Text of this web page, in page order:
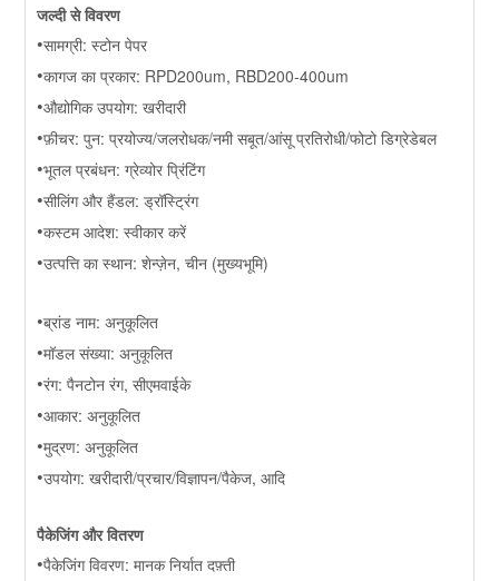
जल्दी से विवरण
•सामग्री: स्टोन पेपर
•कागज का प्रकार: RPD200um, RBD200-400um
•औद्योगिक उपयोग: खरीदारी
•फ़ीचर: पुन: प्रयोज्य/जलरोधक/नमी सबूत/आंसू प्रतिरोधी/फोटो डिग्रेडेबल
•भूतल प्रबंधन: ग्रेव्योर प्रिंटिंग
•सीलिंग और हैंडल: ड्रॉस्ट्रिंग
•कस्टम आदेश: स्वीकार करें
•उत्पत्ति का स्थान: शेन्ज़ेन, चीन (मुख्यभूमि)
•ब्रांड नाम: अनुकूलित
•मॉडल संख्या: अनुकूलित
•रंग: पैनटोन रंग, सीएमवाईके
•आकार: अनुकूलित
•मुद्रण: अनुकूलित
•उपयोग: खरीदारी/प्रचार/विज्ञापन/पैकेज, आदि
पैकेजिंग और वितरण
•पैकेजिंग विवरण: मानक निर्यात दफ़्ती